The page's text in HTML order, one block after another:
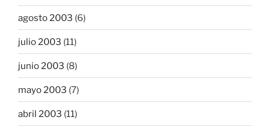
agosto 2003 (6)
julio 2003 (11)
junio 2003 (8)
mayo 2003 (7)
abril 2003 (11)